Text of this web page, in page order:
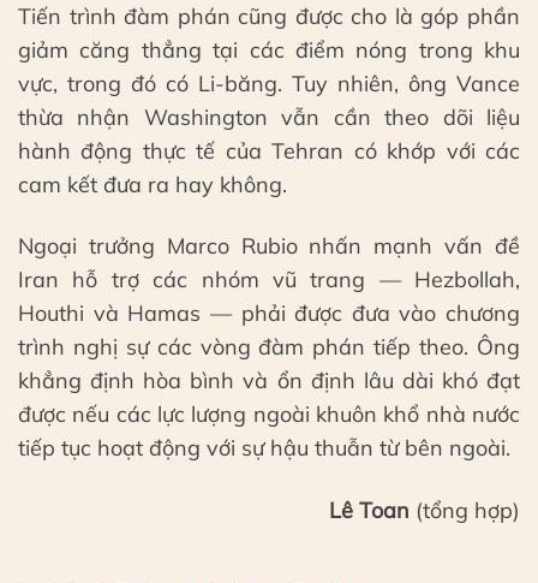
Tiến trình đàm phán cũng được cho là góp phần
giảm căng thẳng tại các điểm nóng trong khu
vực, trong đó có Li-băng. Tuy nhiên, ông Vance
thừa nhận Washington vẫn cần theo dõi liệu
hành động thực tế của Tehran có khớp với các
cam kết đưa ra hay không.
Ngoại trưởng Marco Rubio nhấn mạnh vấn đề
Iran hỗ trợ các nhóm vũ trang — Hezbollah,
Houthi và Hamas — phải được đưa vào chương
trình nghị sự các vòng đàm phán tiếp theo. Ông
khẳng định hòa bình và ổn định lâu dài khó đạt
được nếu các lực lượng ngoài khuôn khổ nhà nước
tiếp tục hoạt động với sự hậu thuẫn từ bên ngoài.
Lê Toan (tổng hợp)